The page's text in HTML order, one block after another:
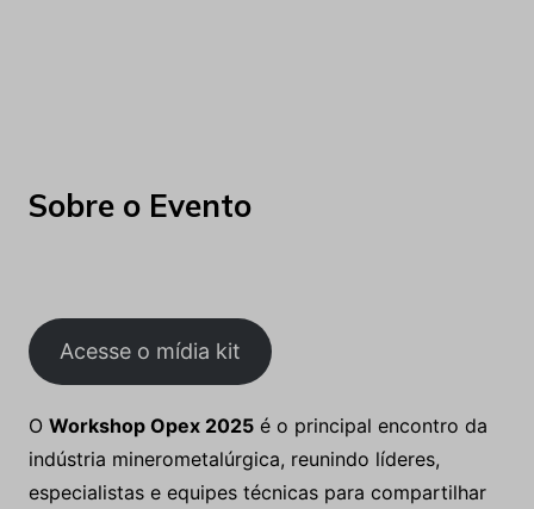
Sobre o Evento
Acesse o mídia kit
O Workshop Opex 2025é o principal encontro da
indústria minerometalúrgica, reunindo líderes,
especialistas e equipes técnicas para compartilhar